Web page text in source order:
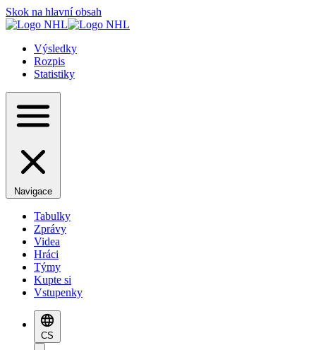
Skok na hlavní obsah
Výsledky
Rozpis
Statistiky
Navigace
Tabulky
Zprávy
Videa
Hráci
Týmy
Kupte si
Vstupenky
CS